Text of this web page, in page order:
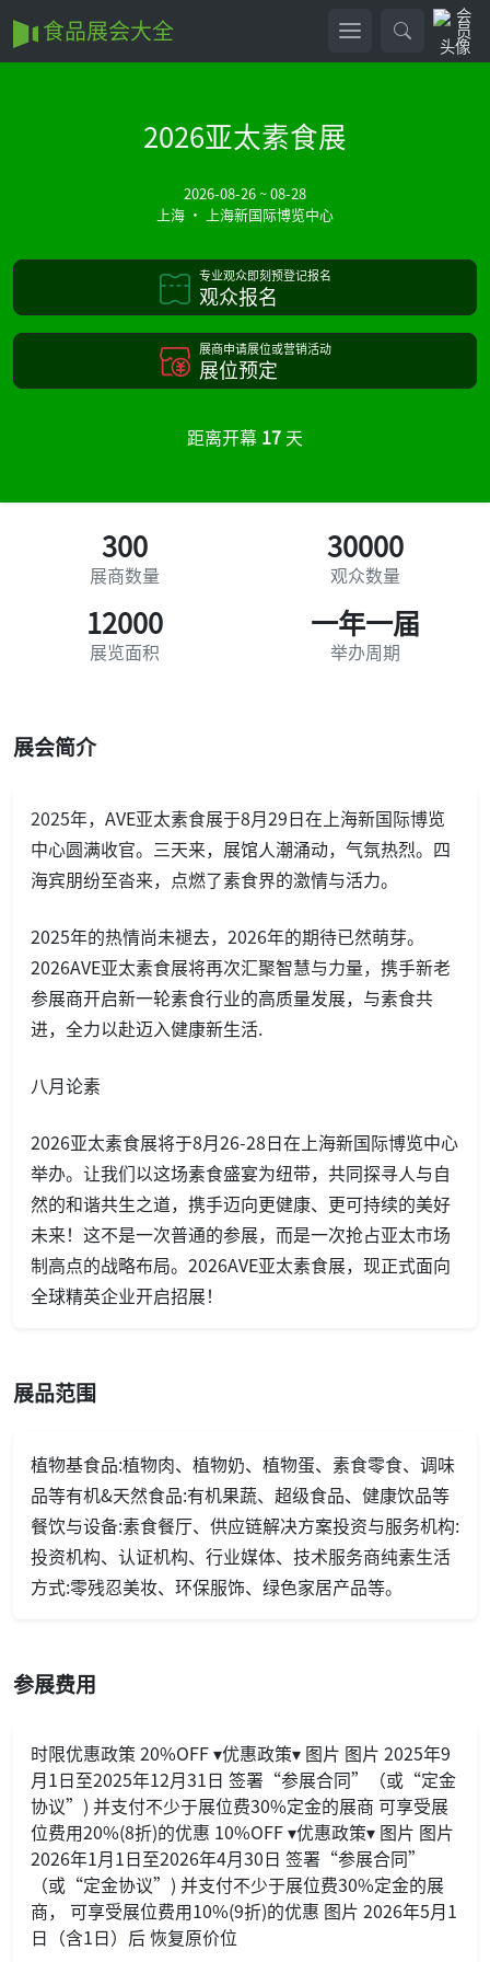
食品展会大全
2026亚太素食展
2026-08-26 ~ 08-28
上海 • 上海新国际博览中心
专业观众即刻预登记报名
观众报名
展商申请展位或营销活动
展位预定
距离开幕 17 天
300
展商数量
30000
观众数量
12000
展览面积
一年一届
举办周期
展会简介
2025年，AVE亚太素食展于8月29日在上海新国际博览
中心圆满收官。三天来，展馆人潮涌动，气氛热烈。四
海宾朋纷至沓来，点燃了素食界的激情与活力。
2025年的热情尚未褪去，2026年的期待已然萌芽。
2026AVE亚太素食展将再次汇聚智慧与力量，携手新老
参展商开启新一轮素食行业的高质量发展，与素食共
进，全力以赴迈入健康新生活.
八月论素
2026亚太素食展将于8月26-28日在上海新国际博览中心
举办。让我们以这场素食盛宴为纽带，共同探寻人与自
然的和谐共生之道，携手迈向更健康、更可持续的美好
未来！这不是一次普通的参展，而是一次抢占亚太市场
制高点的战略布局。2026AVE亚太素食展，现正式面向
全球精英企业开启招展！
展品范围
植物基食品:植物肉、植物奶、植物蛋、素食零食、调味
品等有机&天然食品:有机果蔬、超级食品、健康饮品等
餐饮与设备:素食餐厅、供应链解决方案投资与服务机构:
投资机构、认证机构、行业媒体、技术服务商纯素生活
方式:零残忍美妆、环保服饰、绿色家居产品等。
参展费用
时限优惠政策 20%OFF ▾优惠政策▾ 图片 图片 2025年9
月1日至2025年12月31日 签署“参展合同”（或“定金
协议”) 并支付不少于展位费30%定金的展商 可享受展
位费用20%(8折)的优惠 10%OFF ▾优惠政策▾ 图片 图片
2026年1月1日至2026年4月30日 签署“参展合同”
（或“定金协议”) 并支付不少于展位费30%定金的展
商， 可享受展位费用10%(9折)的优惠 图片 2026年5月1
日（含1日）后 恢复原价位